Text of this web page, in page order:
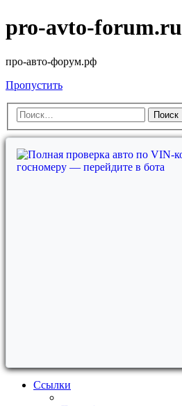
pro-avto-forum.ru
про-авто-форум.рф
Пропустить
Поиск
Ссылки